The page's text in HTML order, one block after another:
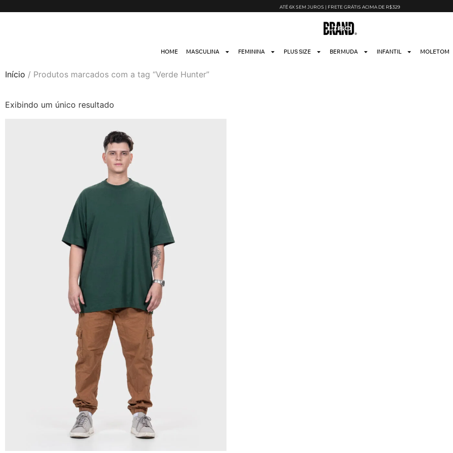
ATÉ 6X SEM JUROS | FRETE GRÁTIS ACIMA DE R$329
HOME MASCULINA FEMININA PLUS SIZE BERMUDA INFANTIL MOLETOM
Início / Produtos marcados com a tag “Verde Hunter”
Exibindo um único resultado